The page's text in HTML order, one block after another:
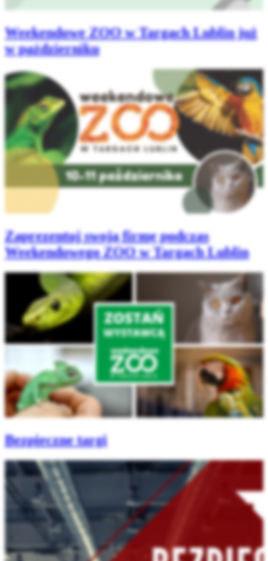
Weekendowe ZOO w Targach Lublin już
w październiku
Zaprezentuj swoją firmę podczas
Weekendowego ZOO w Targach Lublin
Bezpieczne targi